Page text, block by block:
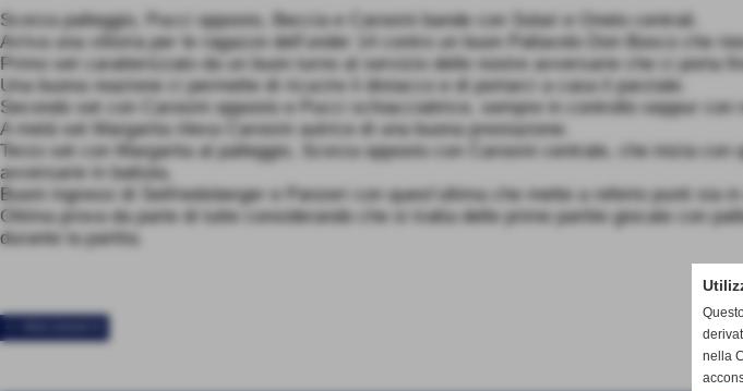
Scorza palleggio, Pucci opposto, Beccia e Carosini bande con Solari e Oneto centrali.
Arriva una vittoria per le ragazze dell’under 14 contro un buon Pallavolo Don Bosco che
Primo set caratterizzato da un buon turno al servizio delle nostre avversarie che ci porta
Una buona reazione ci permette di ricucire il distacco e di portarci a casa il parziale.
Secondo set con Carosini opposto e Pucci schiacciattrice, sempre in controllo seppur con
A metà set Margarita rileva Carosini autrice di una buona prestazione.
Terzo set con Margarita al palleggio, Scorza opposto con Carosini centrale, che inizia
avversarie in battuta.
Buoni ingressi di Seifriedsberger e Panzeri con quest’ultima che mette a referto punti sia
Ottima prova da parte di tutte considerando che si tratta delle prime partite giocate con
durante la partita.
nella